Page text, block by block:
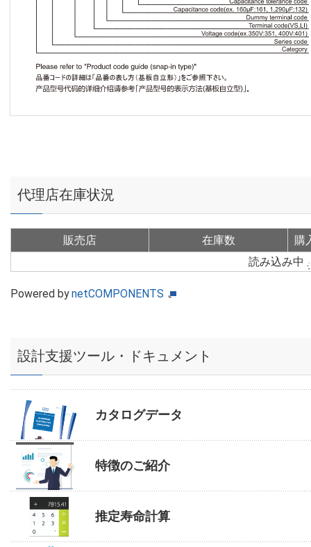
代理店在庫状況
販売店 在庫数
購
読み込み中
Powered bynetCOMPONENTS
設計支援ツール・ドキュメント
カタログデータ
特徴のご紹介
推定寿命計算